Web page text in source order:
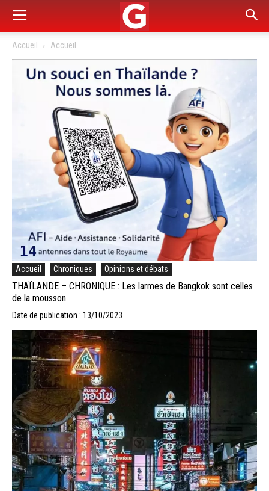
Accueil Accueil
Accueil Chroniques Opinions et débats
THAÏLANDE – CHRONIQUE : Les larmes de Bangkok sont celles
de la mousson
Date de publication : 13/10/2023